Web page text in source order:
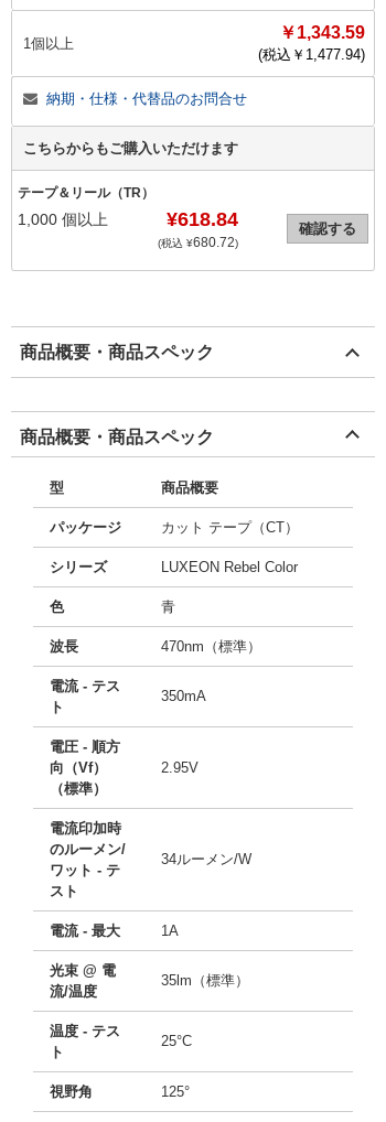
1個以上
￥1,343.59
(税込￥ 1,477.94)
納期・仕様・代替品のお問合せ
こちらからもご購入いただけます
テープ＆リール（TR）
1,000 個以上 ¥618.84
(税込 ¥680.72)
確認する
商品概要・商品スペック
商品概要・商品スペック
型 商品概要
パッケージ カット テープ（CT）
シリーズ LUXEON Rebel Color
色 青
波長 470nm（標準）
電流 - テス
ト
350mA
電圧 - 順方
向（Vf）
（標準）
2.95V
電流印加時
のルーメン/
ワット - テ
スト
34ルーメン/W
電流 - 最大 1A
光束 @ 電
流/温度
35lm（標準）
温度 - テス
ト
25°C
視野角 125°